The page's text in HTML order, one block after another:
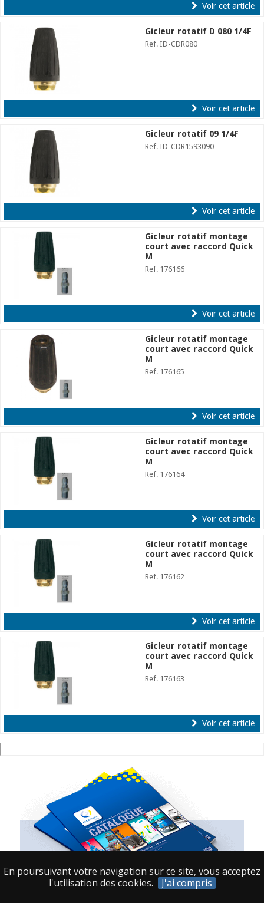
En poursuivant votre navigation sur ce site, vous acceptez
l'utilisation des cookies.
J'ai compris
Voir cet article
Gicleur rotatif D 080 1/4F
Ref. ID-CDR080
Voir cet article
Gicleur rotatif 09 1/4F
Ref. ID-CDR1593090
Voir cet article
Gicleur rotatif montage
court avec raccord Quick
M
Ref. 176166
Voir cet article
Gicleur rotatif montage
court avec raccord Quick
M
Ref. 176165
Voir cet article
Gicleur rotatif montage
court avec raccord Quick
M
Ref. 176164
Voir cet article
Gicleur rotatif montage
court avec raccord Quick
M
Ref. 176162
Voir cet article
Gicleur rotatif montage
court avec raccord Quick
M
Ref. 176163
Voir cet article